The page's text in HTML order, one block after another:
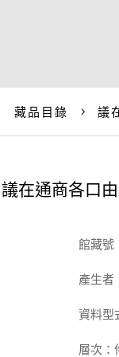
藏品目錄 議
在通商各口
館藏號
產生者
資料型
層次：